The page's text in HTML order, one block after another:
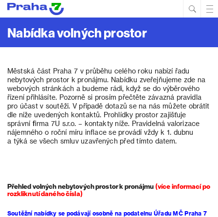
Nabídka volných prostor
Městská část Praha 7 v průběhu celého roku nabízí řadu
nebytových prostor k pronájmu. Nabídku zveřejňujeme zde na
webových stránkách a budeme rádi, když se do výběrového
řízení přihlásíte. Pozorně si prosím přečtěte závazná pravidla
pro účast v soutěži. V případě dotazů se na nás můžete obrátit
dle níže uvedených kontaktů. Prohlídky prostor zajišťuje
správní firma 7U s.r.o. – kontakty níže. Pravidelná valorizace
nájemného o roční míru inflace se provádí vždy k 1. dubnu
a týká se všech smluv uzavřených před tímto datem.
Přehled volných nebytových prostor k pronájmu(více informací po
rozkliknutí daného čísla)
Soutěžní nabídky se podávají osobně na podatelnu Úřadu MČ Praha 7